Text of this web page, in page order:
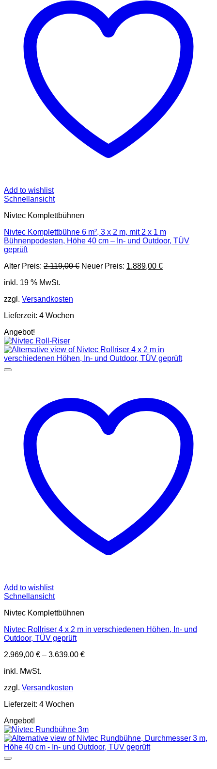
Add to wishlist
Schnellansicht
Nivtec Komplettbühnen
Nivtec Komplettbühne 6 m², 3 x 2 m, mit 2 x 1 m
Bühnenpodesten, Höhe 40 cm – In- und Outdoor, TÜV
geprüft
Alter Preis: 2.119,00€ Ursprünglicher
Neuer Preis: 1.889,00 €Aktueller
inkl. 19 % MwSt.
zzgl. Versandkosten
Lieferzeit: 4 Wochen
Angebot!
Add to wishlist
Schnellansicht
Nivtec Komplettbühnen
Nivtec Rollriser 4 x 2 m in verschiedenen Höhen, In- und
Outdoor, TÜV geprüft
2.969,00 € – 3.639,00 €
inkl. MwSt.
zzgl. Versandkosten
Lieferzeit: 4 Wochen
Angebot!